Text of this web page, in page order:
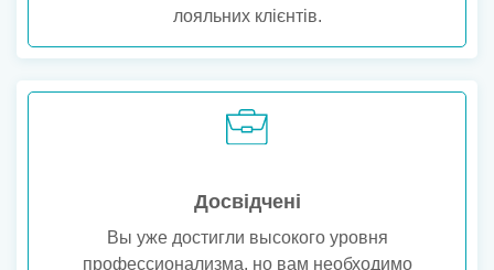
лояльних клієнтів.
Досвідчені
Вы уже достигли высокого уровня
профессионализма, но вам необходимо